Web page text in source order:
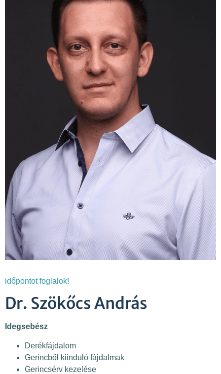
időpontot foglalok!
Dr. Szökőcs András
Idegsebész
Derékfájdalom
Gerincből kiinduló fájdalmak
Gerincsérv kezelése